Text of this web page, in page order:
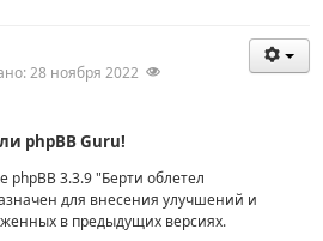
28 ноября 2022
phpBB Guru!
3.3.9 "Берти облетел
для внесения улучшений и
в предыдущих версиях.